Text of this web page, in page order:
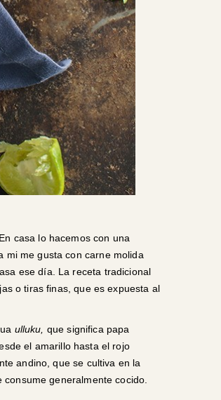
casa lo hacemos con una
mi me gusta con carne molida
ese día. La receta tradicional
o tiras finas, que es expuesta al
ulluku, que significa papa
el amarillo hasta el rojo
andino, que se cultiva en la
generalmente cocido.